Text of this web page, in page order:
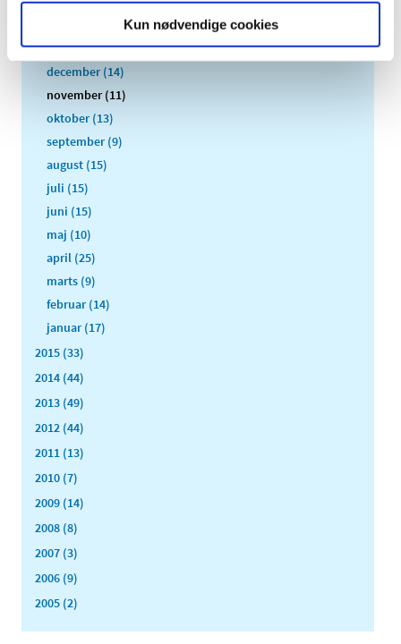
Kun nødvendige cookies
2016 (167)
december (14)
november (11)
oktober (13)
september (9)
august (15)
juli (15)
juni (15)
maj (10)
april (25)
marts (9)
februar (14)
januar (17)
2015 (33)
2014 (44)
2013 (49)
2012 (44)
2011 (13)
2010 (7)
2009 (14)
2008 (8)
2007 (3)
2006 (9)
2005 (2)